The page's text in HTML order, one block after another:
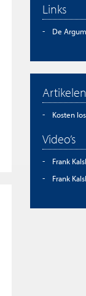
Links
De
Artikelen
Kosten
Video’s
Frank
Frank